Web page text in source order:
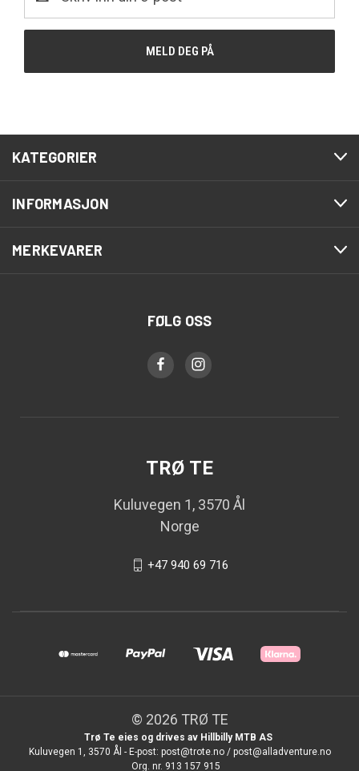
post
KATEGORIER
INFORMASJON
MERKEVARER
FØLG OSS
TRØ TE
Kuluvegen 1, 3570 Ål
Norge
+47 940 69 716
© 2026 TRØ TE
Trø Te eies og drives av Hillbilly MTB AS
Kuluvegen 1, 3570 Ål - E-post: post@trote.no / post@alladventure.no
Org. nr. 913 157 915